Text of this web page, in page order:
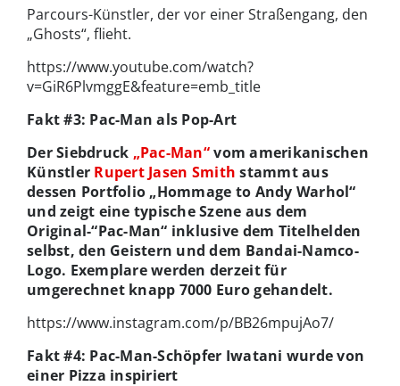
Parcours-Künstler, der vor einer Straßengang, den
„Ghosts“, flieht.
https://www.youtube.com/watch?
v=GiR6PlvmggE&feature=emb_title
Fakt #3: Pac-Man als Pop-Art
Der Siebdruck „Pac-Man“vom amerikanischen
Künstler Rupert Jasen Smith stammt aus
dessen Portfolio „Hommage to Andy Warhol“
und zeigt eine typische Szene aus dem
Original-“Pac-Man“ inklusive dem Titelhelden
selbst, den Geistern und dem Bandai-Namco-
Logo. Exemplare werden derzeit für
umgerechnet knapp 7000 Euro gehandelt.
https://www.instagram.com/p/BB26mpujAo7/
Fakt #4: Pac-Man-Schöpfer Iwatani wurde von
einer Pizza inspiriert